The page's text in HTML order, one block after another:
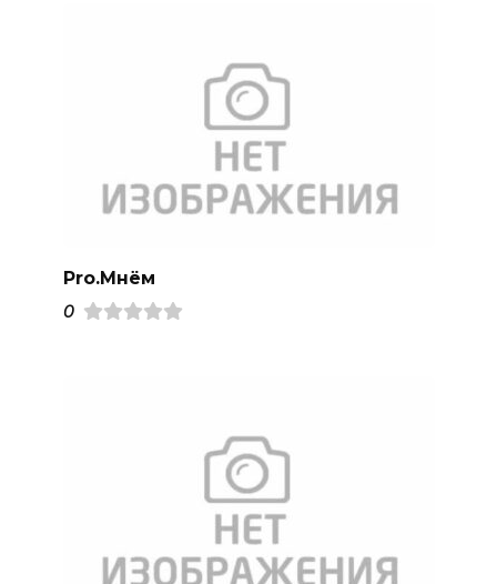
Pro.Mнём
0